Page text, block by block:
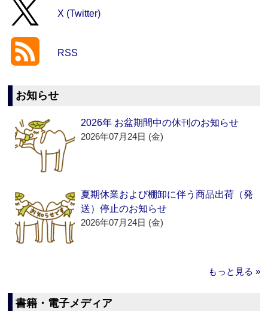
X (Twitter)
RSS
お知らせ
2026年 お盆期間中の休刊のお知らせ
2026年07月24日 (金)
夏期休業および棚卸に伴う商品出荷（発
送）停止のお知らせ
2026年07月24日 (金)
もっと見る »
書籍・電子メディア